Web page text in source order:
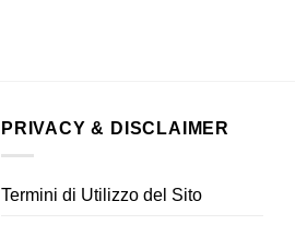
PRIVACY & DISCLAIMER
Termini di Utilizzo del Sito